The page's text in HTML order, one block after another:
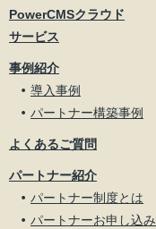
PowerCMSクラウド
サービス
事例紹介
導入事例
パートナー構築事例
よくあるご質問
パートナー紹介
パートナー制度とは
パートナーお申し込み